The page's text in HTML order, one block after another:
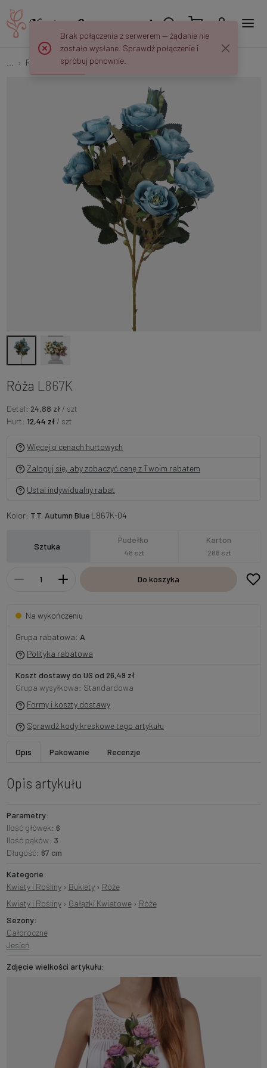
Róże Róża L867K
Róża L867K
Detal: 24,88 zł / szt
Hurt: 12,44 zł / szt
Więcej o cenach hurtowych
Zaloguj się, aby zobaczyć cenę z Twoim rabatem
Ustal indywidualny rabat
Kolor: T.T. Autumn BlueL867K-04
Sztuka
Pudełko
48 szt
Karton
288 szt
Do koszyka
Na wykończeniu
Grupa rabatowa: A
Polityka rabatowa
Koszt dostawy do US od 26,49 zł
Grupa wysyłkowa: Standardowa
Formy i koszty dostawy
Sprawdź kody kreskowe tego artykułu
Opis Pakowanie Recenzje
Opis artykułu
Parametry:
Ilość główek: 6
Ilość pąków: 3
Długość: 67 cm
Kategorie:
Kwiaty i Rośliny› Bukiety› Róże
Kwiaty i Rośliny› Gałązki Kwiatowe› Róże
Sezony:
Całoroczne
Jesień
Zdjęcie wielkości artykułu:
Brak połączenia z serwerem — żądanie nie
zostało wysłane. Sprawdź połączenie i
spróbuj ponownie.